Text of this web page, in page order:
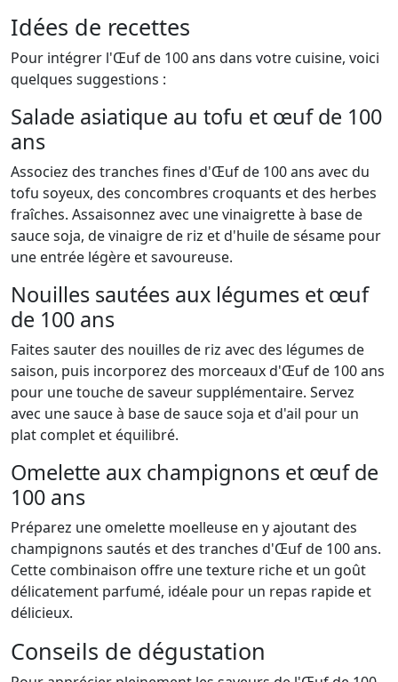
Idées de recettes
Pour intégrer l'Œuf de 100 ans dans votre cuisine, voici
quelques suggestions :
Salade asiatique au tofu et œuf de 100
ans
Associez des tranches fines d'Œuf de 100 ans avec du
tofu soyeux, des concombres croquants et des herbes
fraîches. Assaisonnez avec une vinaigrette à base de
sauce soja, de vinaigre de riz et d'huile de sésame pour
une entrée légère et savoureuse.
Nouilles sautées aux légumes et œuf
de 100 ans
Faites sauter des nouilles de riz avec des légumes de
saison, puis incorporez des morceaux d'Œuf de 100 ans
pour une touche de saveur supplémentaire. Servez
avec une sauce à base de sauce soja et d'ail pour un
plat complet et équilibré.
Omelette aux champignons et œuf de
100 ans
Préparez une omelette moelleuse en y ajoutant des
champignons sautés et des tranches d'Œuf de 100 ans.
Cette combinaison offre une texture riche et un goût
délicatement parfumé, idéale pour un repas rapide et
délicieux.
Conseils de dégustation